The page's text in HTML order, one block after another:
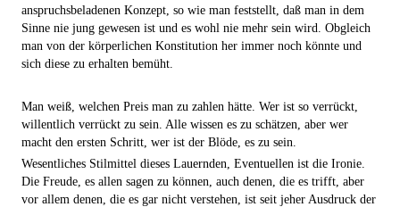
anspruchsbeladenen Konzept, so wie man feststellt, daß man in dem
Sinne nie jung gewesen ist und es wohl nie mehr sein wird. Obgleich
man von der körperlichen Konstitution her immer noch könnte und
sich diese zu erhalten bemüht.
Man weiß, welchen Preis man zu zahlen hätte. Wer ist so verrückt,
willentlich verrückt zu sein. Alle wissen es zu schätzen, aber wer
macht den ersten Schritt, wer ist der Blöde, es zu sein.
Wesentliches Stilmittel dieses Lauernden, Eventuellen ist die Ironie.
Die Freude, es allen sagen zu können, auch denen, die es trifft, aber
vor allem denen, die es gar nicht verstehen, ist seit jeher Ausdruck der